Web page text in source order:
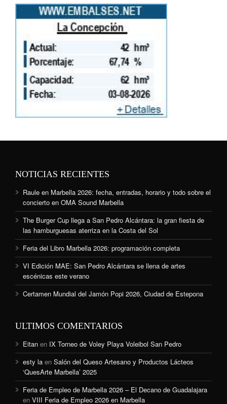
NOTICIAS RECIENTES
Raule en Marbella 2026: fecha, entradas, horario y todo sobre el
concierto en OMA Sound Marbella
The Burger Cup llega a San Pedro Alcántara: la gran fiesta de
las hamburguesas aterriza en la Costa del Sol
Feria del Libro Marbella 2026: programación completa
VI Edición MAE: San Pedro Alcántara se llena de artes
escénicas este verano
Certamen Mundial del Jamón Popi 2026, Ciudad de Estepona
ULTIMOS COMENTARIOS
Eitan en IX Torneo de Voley Playa Voleibol San Pedro
esty la en Salón del Queso Artesano y Productos Lácteos
‘QuesArte Marbella’ 2025
Feria de Empleo de Marbella 2026 – El Decano de Guadalajara
en VIII Feria de Empleo 2026 en Marbella